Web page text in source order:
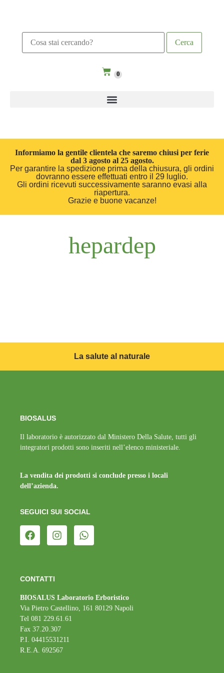
0
Informiamo la gentile clientela che saremo chiusi per ferie
dal 3 agosto al 25 agosto.
Per garantire la spedizione prima della chiusura, gli ordini
dovranno essere effettuati entro il 29 luglio.
Gli ordini ricevuti successivamente saranno evasi alla
riapertura.
Grazie e buone vacanze!
hepardep
La salute al naturale
BIOSALUS
Il laboratorio è autorizzato dal Ministero Della Salute, tutti gli
integratori prodotti sono inseriti nell’elenco ministeriale.
La vendita dei prodotti si conclude presso i locali
dell’azienda.
SEGUICI SUI SOCIAL
CONTATTI
BIOSALUS Laboratorio Erboristico
Via Pietro Castellino, 161 80129 Napoli
Tel 081 229.61.61
Fax 37.20.307
P.I. 04415531211
R.E.A. 692567